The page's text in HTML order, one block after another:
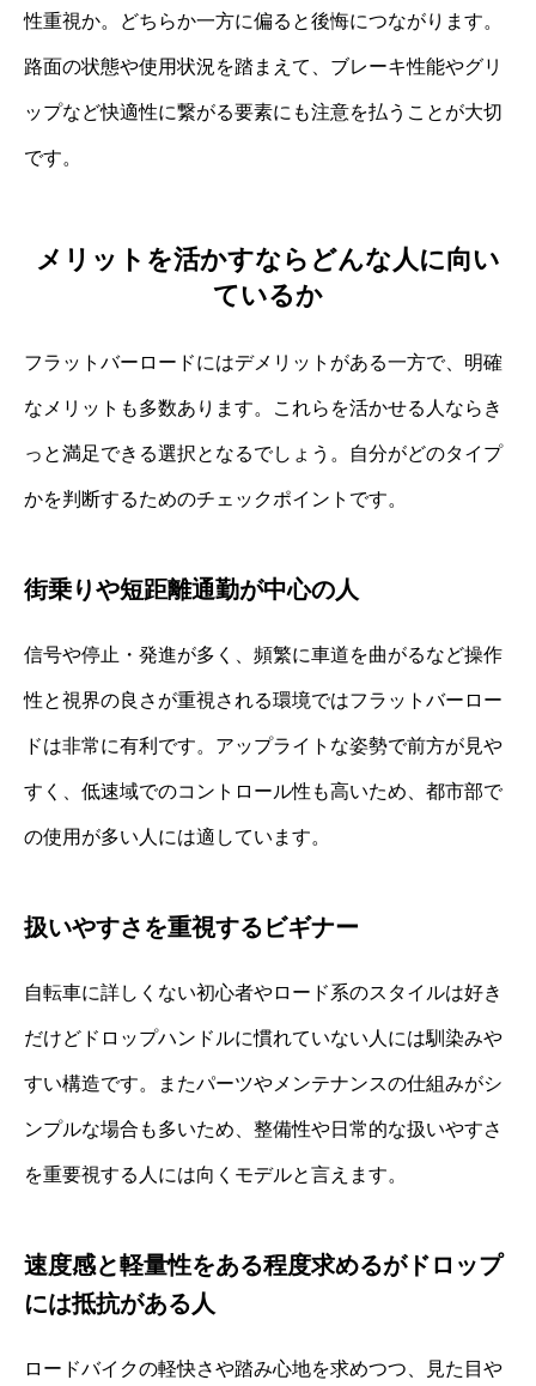
性重視か。どちらか一方に偏ると後悔につながります。
路面の状態や使用状況を踏まえて、ブレーキ性能やグリ
ップなど快適性に繋がる要素にも注意を払うことが大切
です。
メリットを活かすならどんな人に向い
ているか
フラットバーロードにはデメリットがある一方で、明確
なメリットも多数あります。これらを活かせる人ならき
っと満足できる選択となるでしょう。自分がどのタイプ
かを判断するためのチェックポイントです。
街乗りや短距離通勤が中心の人
信号や停止・発進が多く、頻繁に車道を曲がるなど操作
性と視界の良さが重視される環境ではフラットバーロー
ドは非常に有利です。アップライトな姿勢で前方が見や
すく、低速域でのコントロール性も高いため、都市部で
の使用が多い人には適しています。
扱いやすさを重視するビギナー
自転車に詳しくない初心者やロード系のスタイルは好き
だけどドロップハンドルに慣れていない人には馴染みや
すい構造です。またパーツやメンテナンスの仕組みがシ
ンプルな場合も多いため、整備性や日常的な扱いやすさ
を重要視する人には向くモデルと言えます。
速度感と軽量性をある程度求めるがドロップ
には抵抗がある人
ロードバイクの軽快さや踏み心地を求めつつ、見た目や